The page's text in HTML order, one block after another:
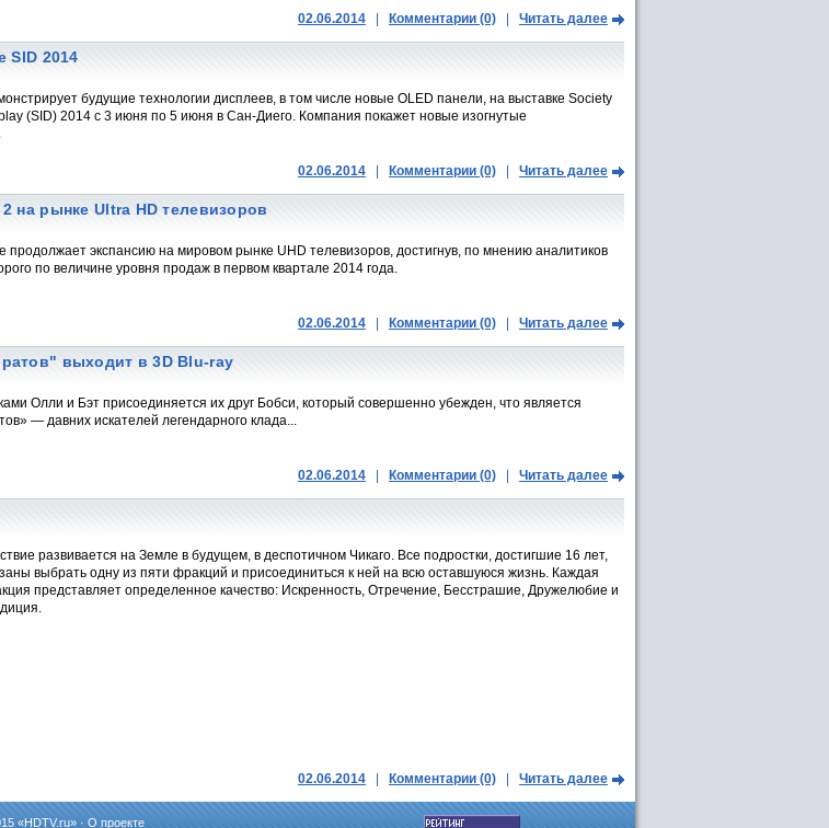
02.06.2014 Комментарии (0) Читать далее
SID 2014
будущие технологии дисплеев, в том числе новые OLED панели, на выставке Society
(SID) 2014 с 3 июня по 5 июня в Сан-Диего. Компания покажет новые изогнутые
02.06.2014 Комментарии (0) Читать далее
на рынке Ultra HD телевизоров
продолжает экспансию на мировом рынке UHD телевизоров, достигнув, по мнению аналитиков
по величине уровня продаж в первом квартале 2014 года.
02.06.2014 Комментарии (0) Читать далее
выходит в 3D Blu-ray
Олли и Бэт присоединяется их друг Бобси, который совершенно убежден, что является
— давних искателей легендарного клада...
02.06.2014 Комментарии (0) Читать далее
развивается на Земле в будущем, в деспотичном Чикаго. Все подростки, достигшие 16 лет,
выбрать одну из пяти фракций и присоединиться к ней на всю оставшуюся жизнь. Каждая
представляет определенное качество: Искренность, Отречение, Бесстрашие, Дружелюбие и
02.06.2014 Комментарии (0) Читать далее
«HDTV.ru» · О проекте